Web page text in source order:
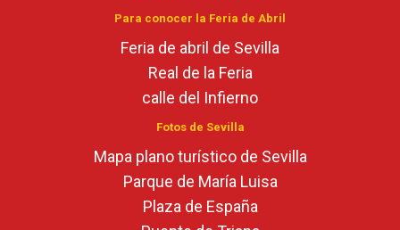
Para conocer la Feria de Abril
Feria de abril de Sevilla
Real de la Feria
calle del Infierno
Fotos de Sevilla
Mapa plano turístico de Sevilla
Parque de María Luisa
Plaza de España